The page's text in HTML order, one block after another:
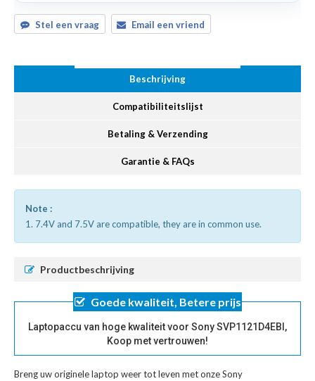
Stel een vraag Email een vriend
Beschrijving
Compatibiliteitslijst
Betaling & Verzending
Garantie & FAQs
Note :
1. 7.4V and 7.5V are compatible, they are in common use.
Productbeschrijving
Goede kwaliteit, Betere prijs
Laptopaccu van hoge kwaliteit voor Sony SVP1121D4EBI,
Koop met vertrouwen!
Breng uw originele laptop weer tot leven met onzeSony